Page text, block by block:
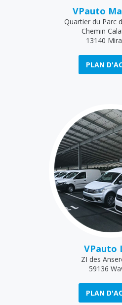
VPauto
Quartier du Parc
Chemin
13140
PLAN
VPauto
ZI des
59136
PLAN